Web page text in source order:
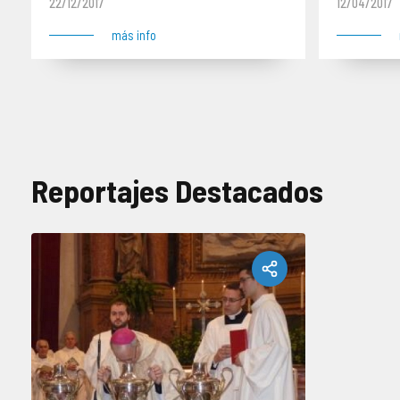
más info
Reportajes Destacados